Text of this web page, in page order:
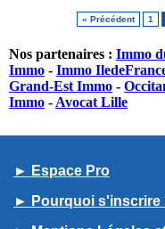
« Précédent 1
Nos partenaires : Immo
Immo - Immo
Grand-Est Immo -
Immo - Avocat Lille
► Espace Pro
► Pourquoi s'inscrire